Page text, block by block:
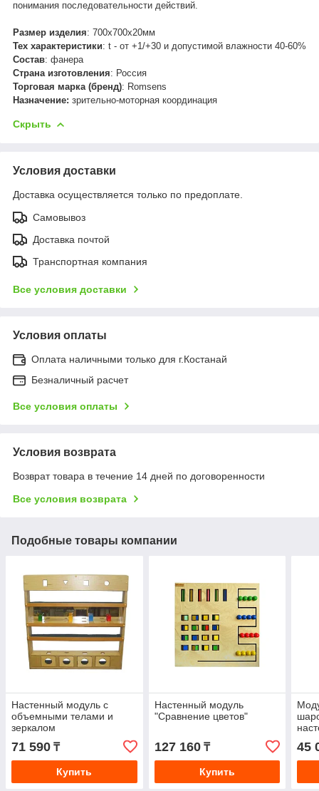
понимания последовательности действий.
Размер изделия: 700х700х20мм
Тех характеристики: t - от +1/+30 и допустимой влажности 40-60%
Состав: фанера
Страна изготовления: Россия
Торговая марка (бренд): Romsens
Назначение: зрительно-моторная координация
Скрыть
Условия доставки
Доставка осуществляется только по предоплате.
Самовывоз
Доставка почтой
Транспортная компания
Все условия доставки
Условия оплаты
Оплата наличными только для г.Костанай
Безналичный расчет
Все условия оплаты
Условия возврата
Возврат товара в течение 14 дней по договоренности
Все условия возврата
Подобные товары компании
Настенный модуль с
объемными телами и
зеркалом
71 590 ₸
Купить
Настенный модуль
"Сравнение цветов"
127 160₸
Купить
45